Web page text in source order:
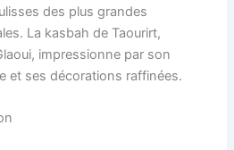
des plus grandes
La kasbah de Taourirt,
impressionne par son
et ses décorations raffinées.